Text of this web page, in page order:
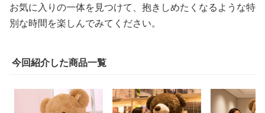
お気に入りの一体を見つけて、抱きしめたくなるような特
別な時間を楽しんでみてください。
今回紹介した商品一覧